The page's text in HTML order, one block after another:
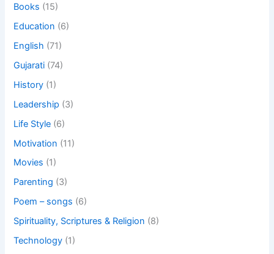
Books (15)
Education (6)
English (71)
Gujarati (74)
History (1)
Leadership (3)
Life Style (6)
Motivation (11)
Movies (1)
Parenting (3)
Poem – songs (6)
Spirituality, Scriptures & Religion (8)
Technology (1)